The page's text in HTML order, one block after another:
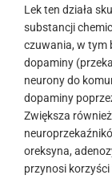
Lek ten działa
substancji
czuwania, w tym
dopaminy
neurony do
dopaminy
Zwiększa
oreksyna,
przynosi